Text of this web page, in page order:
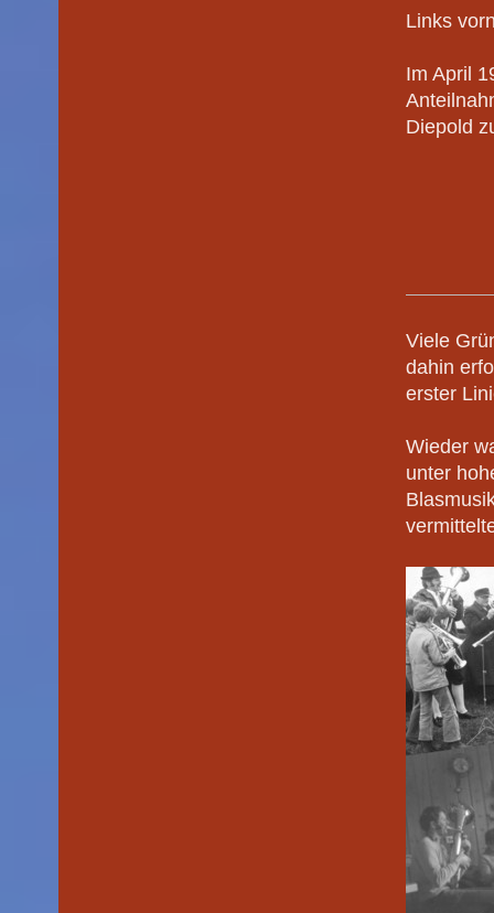
Links
Im April
Diepold
Viele
dahin
erster
Wieder
unter